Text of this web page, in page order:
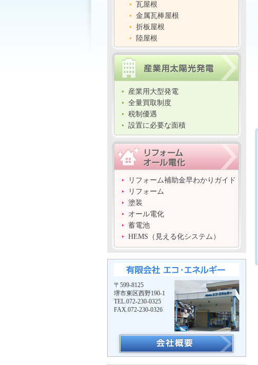
瓦屋根
金属瓦棒屋根
折板屋根
陸屋根
産業用大型発電
全量買取制度
税制優遇
設置に必要な面積
リフォーム補助金早わかりガイド
リフォーム
塗装
オール電化
蓄電池
HEMS（見える化システム）
〒599-8125
堺市東区西野190-1
TEL.072-230-0325
FAX.072-230-0326